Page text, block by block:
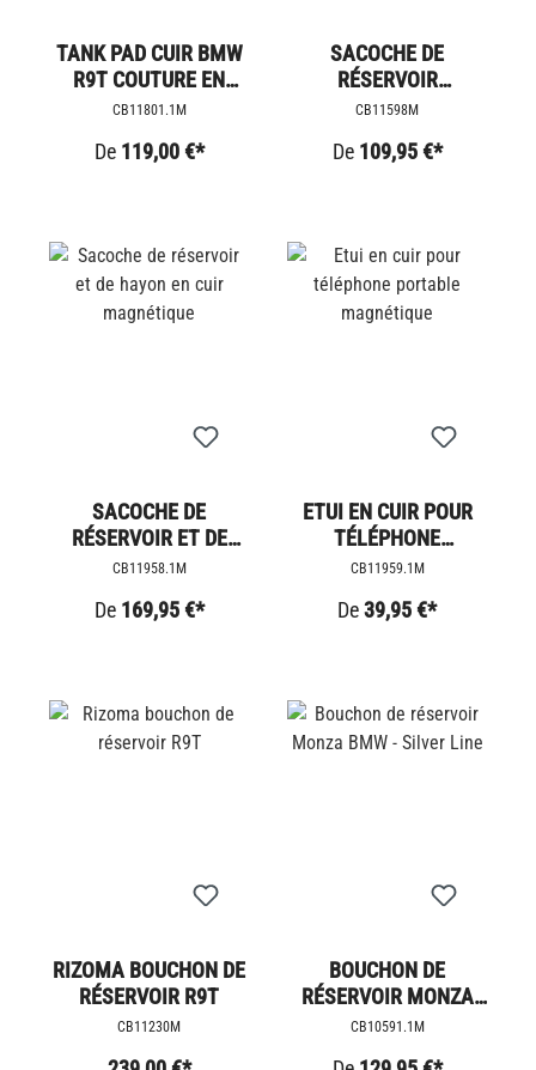
TANK PAD CUIR BMW
R9T COUTURE EN
LOSANGE
CB11801.1M
De 119,00 €*
SACOCHE DE
RÉSERVOIR
MAGNÉTIQUE EN CUIR
CB11598M
De 109,95 €*
SACOCHE DE
RÉSERVOIR ET DE
HAYON EN CUIR
CB11958.1M
De 169,95 €*
ETUI EN CUIR POUR
TÉLÉPHONE
PORTABLE
CB11959.1M
De39,95 €*
RIZOMA BOUCHON DE
RÉSERVOIR R9T
CB11230M
BOUCHON DE
RÉSERVOIR MONZA
BMW - SILVER LINE
CB10591.1M